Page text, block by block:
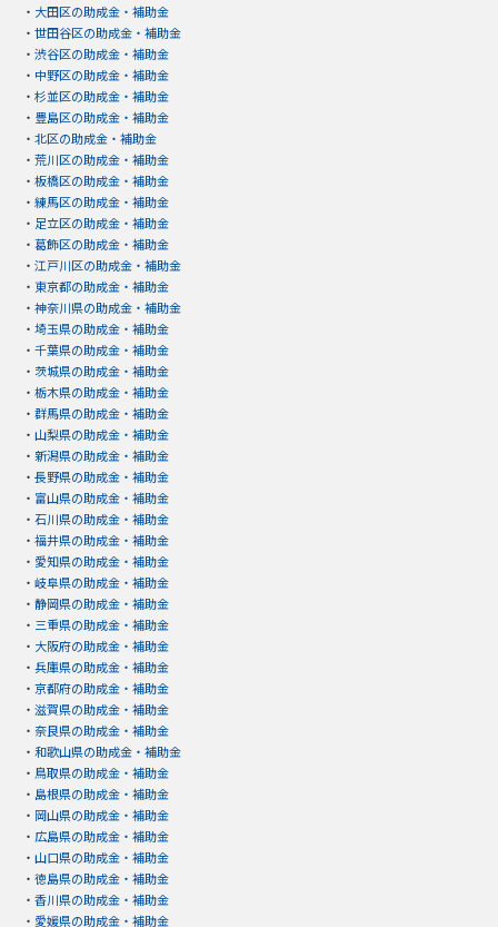
・ 大田区の助成金・補助金
・ 世田谷区の助成金・補助金
・ 渋谷区の助成金・補助金
・ 中野区の助成金・補助金
・ 杉並区の助成金・補助金
・ 豊島区の助成金・補助金
・ 北区の助成金・補助金
・ 荒川区の助成金・補助金
・ 板橋区の助成金・補助金
・ 練馬区の助成金・補助金
・ 足立区の助成金・補助金
・ 葛飾区の助成金・補助金
・ 江戸川区の助成金・補助金
・ 東京都の助成金・補助金
・ 神奈川県の助成金・補助金
・ 埼玉県の助成金・補助金
・ 千葉県の助成金・補助金
・ 茨城県の助成金・補助金
・ 栃木県の助成金・補助金
・ 群馬県の助成金・補助金
・ 山梨県の助成金・補助金
・ 新潟県の助成金・補助金
・ 長野県の助成金・補助金
・ 富山県の助成金・補助金
・ 石川県の助成金・補助金
・ 福井県の助成金・補助金
・ 愛知県の助成金・補助金
・ 岐阜県の助成金・補助金
・ 静岡県の助成金・補助金
・ 三重県の助成金・補助金
・ 大阪府の助成金・補助金
・ 兵庫県の助成金・補助金
・ 京都府の助成金・補助金
・ 滋賀県の助成金・補助金
・ 奈良県の助成金・補助金
・ 和歌山県の助成金・補助金
・ 鳥取県の助成金・補助金
・ 島根県の助成金・補助金
・ 岡山県の助成金・補助金
・ 広島県の助成金・補助金
・ 山口県の助成金・補助金
・ 徳島県の助成金・補助金
・ 香川県の助成金・補助金
・ 愛媛県の助成金・補助金